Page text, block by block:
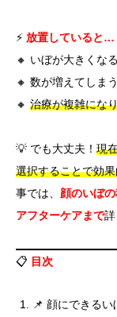
⚡ 放置していると…
🔸 いぼが大きくな
🔸 数が増えてしま
🔸 治療が複雑にな
💡 でも大丈夫！ 現
選択することで効
事では、 顔のいぼ
アフターケアまで詳
📋 目次
📌 顔にできる